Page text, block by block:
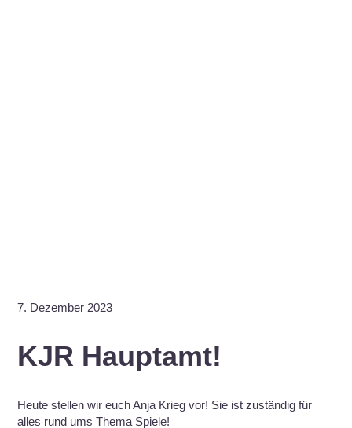
7. Dezember 2023
KJR Hauptamt!
Heute stellen wir euch Anja Krieg vor! Sie ist zuständig für
alles rund ums Thema Spiele!